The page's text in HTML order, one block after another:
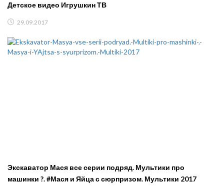
Детское видео Игрушкин ТВ
29.09.2017
Экскаватор Мася все серии подряд. Мультики про
машинки ?. #Мася и Яйца с сюрпризом. Мультики 2017